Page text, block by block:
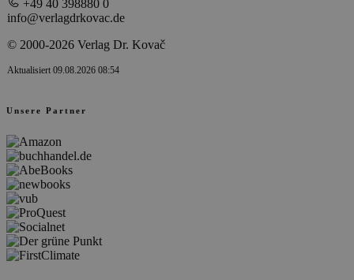
+49 40 398880 0
info@verlagdrkovac.de
© 2000-2026 Verlag Dr. Kovač
Aktualisiert 09.08.2026 08:54
Unsere Partner